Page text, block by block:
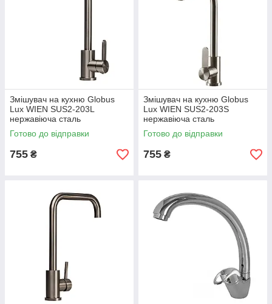
Змішувач на кухню Globus
Lux WIEN SUS2-203L
нержавіюча сталь
Готово до відправки
755 ₴
Змішувач на кухню Globus
Lux WIEN SUS2-203S
нержавіюча сталь
Готово до відправки
755 ₴